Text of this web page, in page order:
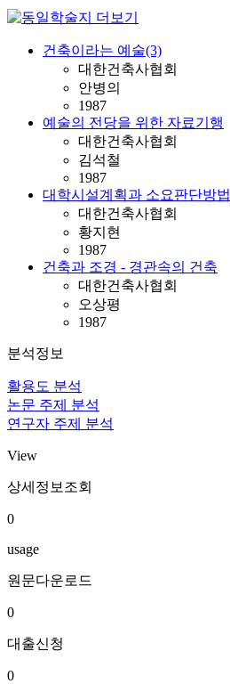
건축이라는 예술(3)
대한건축사협회
안병의
1987
예술의 전당을 위한 자료기행
대한건축사협회
김석철
1987
대학시설계획과 소요판단방법
대한건축사협회
황지현
1987
건축과 조경 - 경관속의 건축
대한건축사협회
오상평
1987
분석정보
활용도 분석
논문 주제 분석
연구자 주제 분석
View
상세정보조회
0
usage
원문다운로드
0
대출신청
0